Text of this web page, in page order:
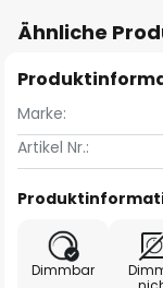
Ähnliche
Marke:
Artikel Nr.:
Dimmbar